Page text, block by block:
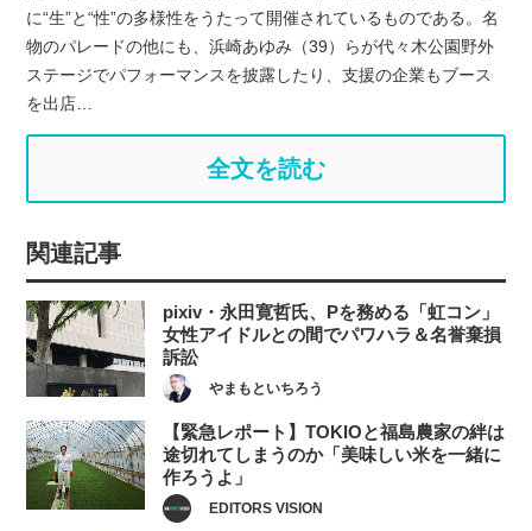
に“生”と“性”の多様性をうたって開催されているものである。名
物のパレードの他にも、浜崎あゆみ（39）らが代々木公園野外
ステージでパフォーマンスを披露したり、支援の企業もブース
を出店…
全文を読む
関連記事
pixiv・永田寛哲氏、Pを務める「虹コン」
女性アイドルとの間でパワハラ＆名誉棄損
訴訟
やまもといちろう
【緊急レポート】TOKIOと福島農家の絆は
途切れてしまうのか「美味しい米を一緒に
作ろうよ」
EDITORS VISION